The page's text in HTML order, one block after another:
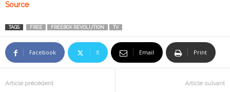
Source
TAGS FREE FREEBOX REVOLUTION TV
Facebook X Email Print
Article précédent Article suivant